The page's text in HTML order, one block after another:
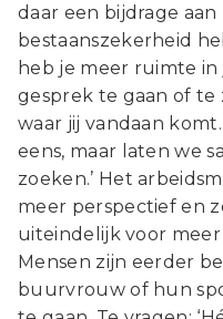
daar een bijdrage
bestaanszekerheid
heb je meer ruimte
gesprek te gaan of te
waar jij vandaan
eens, maar laten we
zoeken.’ Het
meer perspectief en
uiteindelijk voor meer
Mensen zijn eerder
buurvrouw of hun